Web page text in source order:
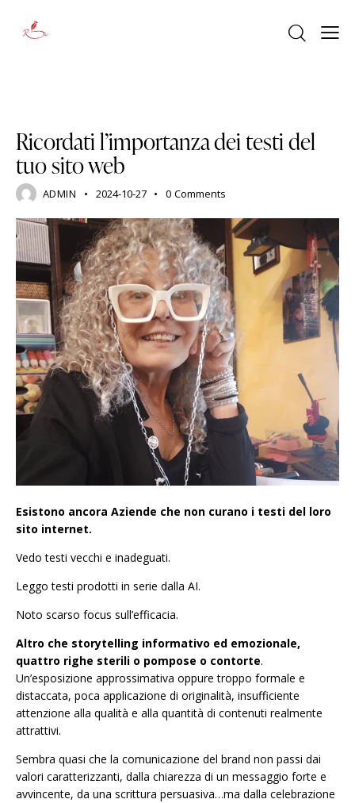
Ricordati l’importanza dei testi del
tuo sito web
ADMIN 2024-10-27 0 Comments
Esistono ancora Aziende che non curano i testi del loro
sito internet.
Vedo testi vecchi e inadeguati.
Leggo testi prodotti in serie dalla AI.
Noto scarso focus sull’efficacia.
Altro che storytelling informativo ed emozionale,
quattro righe sterili o pompose o contorte.
Un’esposizione approssimativa oppure troppo formale e
distaccata, poca applicazione di originalità, insufficiente
attenzione alla qualità e alla quantità di contenuti realmente
attrattivi.
Sembra quasi che la comunicazione del brand non passi dai
valori caratterizzanti, dalla chiarezza di un messaggio forte e
avvincente, da una scrittura persuasiva…ma dalla celebrazione